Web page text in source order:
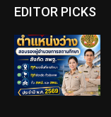
EDITOR PICKS